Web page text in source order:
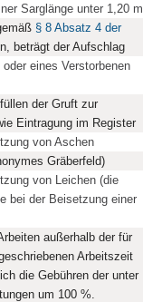
Sarglänge unter 1,20 m
§ 8 Absatz 4 der
beträgt der Aufschlag
eines Verstorbenen
der Gruft zur
Eintragung im Register
von Aschen
Gräberfeld)
von Leichen (die
bei der Beisetzung einer
außerhalb der für
Arbeitszeit
die Gebühren der unter
um 100 %.